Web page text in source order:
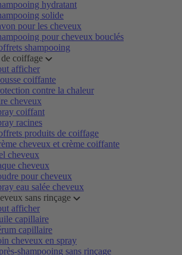
hydratant
solide
pour les cheveux
pour cheveux bouclés
shampooing
coiffage
afficher
coiffante
contre la chaleur
cheveux
coiffant
racines
produits de coiffage
cheveux et crème coiffante
cheveux
cheveux
pour cheveux
eau salée cheveux
sans rinçage
afficher
capillaire
capillaire
cheveux en spray
shampooing sans rinçage